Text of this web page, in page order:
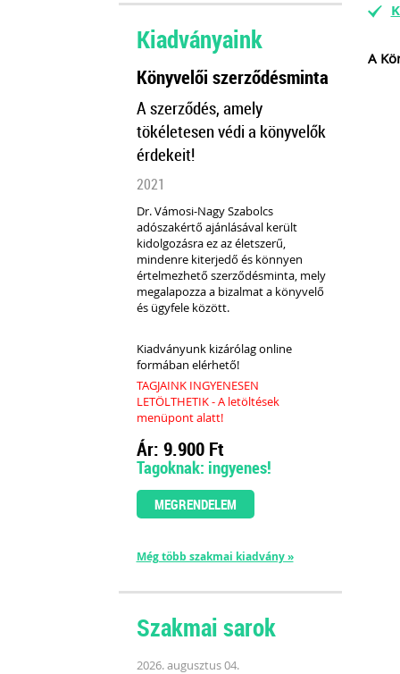
A
Kiadványaink
Könyvelői szerződésminta
A szerződés, amely
tökéletesen védi a könyvelők
érdekeit!
2021
Dr. Vámosi-Nagy Szabolcs
adószakértő ajánlásával került
kidolgozásra ez az életszerű,
mindenre kiterjedő és könnyen
értelmezhető szerződésminta, mely
megalapozza a bizalmat a könyvelő
és ügyfele között.
Kiadványunk kizárólag online
formában elérhető!
TAGJAINK INGYENESEN
LETÖLTHETIK - A letöltések
menüpont alatt!
Ár: 9.900 Ft
Tagoknak: ingyenes!
MEGRENDELEM
Még több szakmai kiadvány »
Szakmai sarok
2026. augusztus 04.